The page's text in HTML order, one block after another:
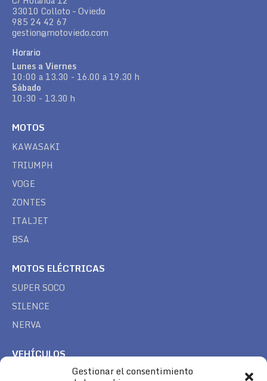
Gestionar el consentimiento
33010 Colloto – Oviedo
985 24 42 67
gestion@motoviedo.com
Horario
Lunes a Viernes
10:00 a 13.30 - 16.00 a 19.30 h
Sábado
10:30 - 13.30 h
MOTOS
KAWASAKI
TRIUMPH
VOGE
ZONTES
ITALJET
BSA
MOTOS ELÉCTRICAS
SUPER SOCO
SILENCE
NERVA
VEHÍCULOS